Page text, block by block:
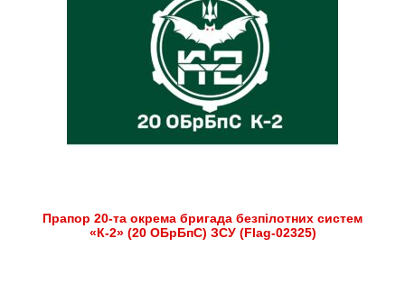
Прапор 20-та окрема бригада безпілотних систем
«К-2» (20 ОБрБпС) ЗСУ (Flag-02325)